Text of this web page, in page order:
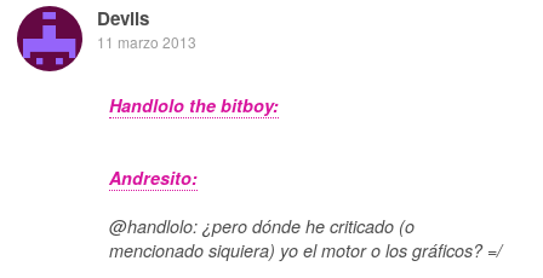
Devils
11 marzo 2013
Handlolo the bitboy:
Andresito:
@handlolo: ¿pero dónde he criticado (o
mencionado siquiera) yo el motor o los gráficos? =/